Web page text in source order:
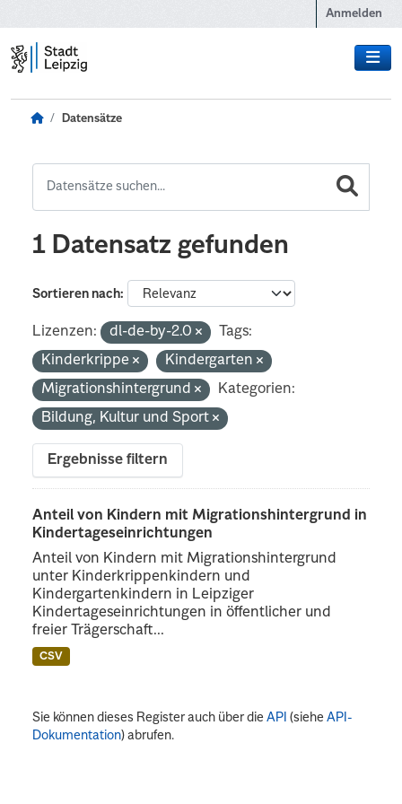
Anmelden
Datensätze
1 Datensatz gefunden
Sortieren nach
Lizenzen: dl-de-by-2.0
Tags:
Kinderkrippe
Kindergarten
Migrationshintergrund
Kategorien:
Bildung, Kultur und Sport
Ergebnisse filtern
Anteil von Kindern mit Migrationshintergrund in
Kindertageseinrichtungen
Anteil von Kindern mit Migrationshintergrund
unter Kinderkrippenkindern und
Kindergartenkindern in Leipziger
Kindertageseinrichtungen in öffentlicher und
freier Trägerschaft...
CSV
Sie können dieses Register auch über dieAPI (sieheAPI-
Dokumentation) abrufen.